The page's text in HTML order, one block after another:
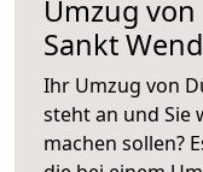
Umzug
Sankt
Ihr Umzug von
steht an und Sie
machen sollen?